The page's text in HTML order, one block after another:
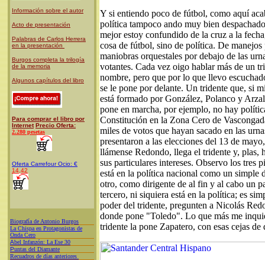
Información sobre el autor
Acto de presentación
Palabras de Carlos Herrera
en la presentación
Burgos completa la trilogía
de la memoria
Algunos capítulos del libro
Para comprar el libro por
Internet Precio Oferta:
2.280 pesetas
Oferta Carrefour Ocio: €
14,42
Biografía de Antonio Burgos
La Chispa en Protagonistas de
Onda Cero
Abel Infanzón: La Ese 30
Puntas del Diamante
Recuadros de días anteriores
Y si entiendo poco de fútbol, como aquí
política tampoco ando muy bien
mejor estoy confundido de la cruz a la
cosa de fútbol, sino de política. De
maniobras orquestales por debajo de las
votantes. Cada vez oigo hablar más de un
nombre, pero que por lo que llevo
se le pone por delante. Un tridente que, si
está formado por González, Polanco y
pone en marcha, por ejemplo, no hay
Constitución en la Zona Cero de
miles de votos que hayan sacado en las
presentaron a las elecciones del 13 de
llámense Redondo, llega el tridente y, plas,
sus particulares intereses. Observo los tres
está en la política nacional como un simple
otro, como dirigente de al fin y al cabo un
tercero, ni siquiera está en la política; es
poder del tridente, pregunten a Nicolás
donde pone "Toledo". Lo que más me
tridente la pone Zapatero, con esas cejas